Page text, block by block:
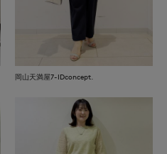
岡山天満屋7-IDconcept.